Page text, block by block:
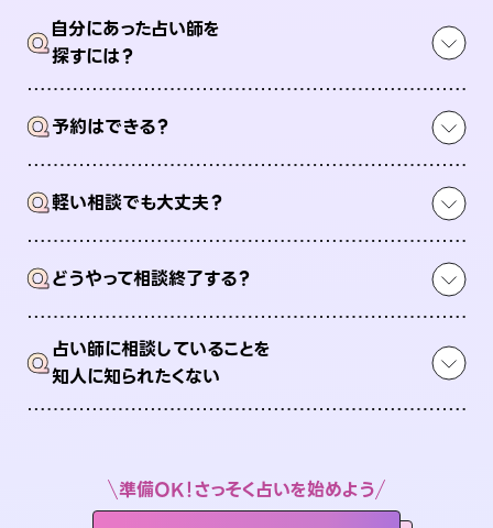
Q自分にあった占い師を
探すには？
Q予約はできる？
Q軽い相談でも大丈夫？
Qどうやって相談終了する？
Q占い師に相談していることを
知人に知られたくない
準備OK！さっそく占いを始めよう